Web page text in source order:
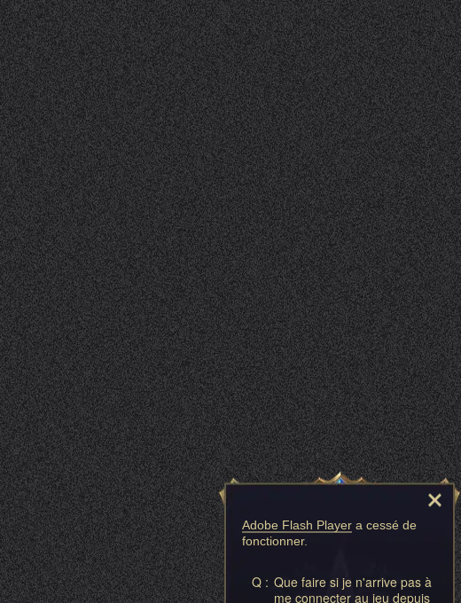
Adobe Flash Player a cessé de
fonctionner.
Q : Que faire si je n'arrive pas à
me connecter au jeu depuis